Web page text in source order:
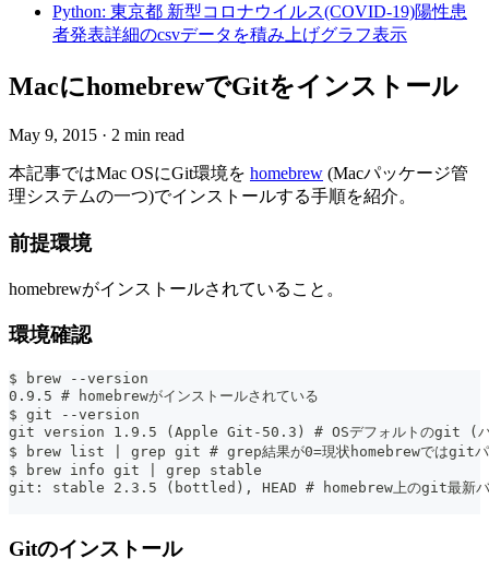
Python: 東京都 新型コロナウイルス(COVID-19)陽性患
者発表詳細のcsvデータを積み上げグラフ表示
MacにhomebrewでGitをインストール
May 9, 2015 · 2 min read
本記事ではMac OSにGit環境を homebrew (Macパッケージ管
理システムの一つ)でインストールする手順を紹介。
前提環境
homebrewがインストールされていること。
環境確認
$ brew --version
0.9.5 # homebrewがインストールされている
$ git --version
git version 1.9.5 (Apple Git-50.3) # OSデフォルトのgit (バ
$ brew list | grep git # grep結果が0=現状homebrewではgitパッ
$ brew info git | grep stable
git: stable 2.3.5 (bottled), HEAD # homebrew上のgit最新バー
Gitのインストール